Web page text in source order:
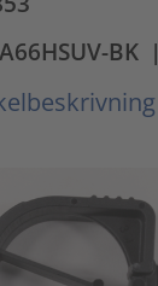
BK |